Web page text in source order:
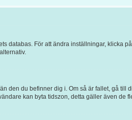
databas. För att ändra inställningar, klicka på
den du befinner dig i. Om så är fallet, gå
kan byta tidszon, detta gäller även